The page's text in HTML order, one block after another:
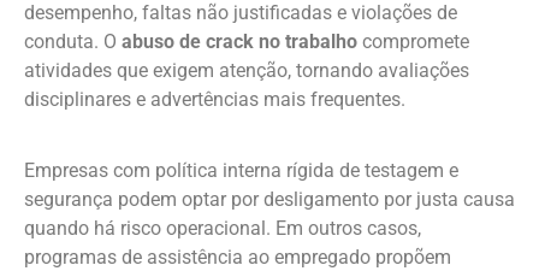
desempenho, faltas não justificadas e violações de
conduta. O abuso de crack no trabalho compromete
atividades que exigem atenção, tornando avaliações
disciplinares e advertências mais frequentes.
Empresas com política interna rígida de testagem e
segurança podem optar por desligamento por justa causa
quando há risco operacional. Em outros casos,
programas de assistência ao empregado propõem